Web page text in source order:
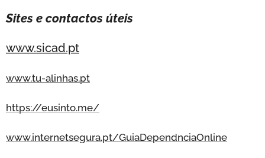
Sites e contactos úteis
www.sicad.pt
www.tu-alinhas.pt
https://eusinto.me/
www.internetsegura.pt/GuiaDependnciaOnline